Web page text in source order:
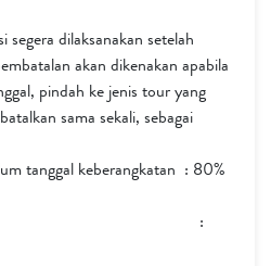
dilaksanakan setelah
akan dikenakan apabila
pindah ke jenis tour yang
sama sekali, sebagai
tanggal keberangkatan : 80%
hari :
biaya tour